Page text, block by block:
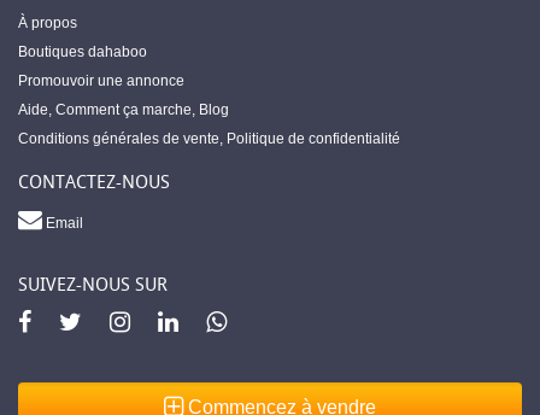
À propos
Boutiques dahaboo
Promouvoir une annonce
Aide, Comment ça marche, Blog
Conditions générales de vente, Politique de confidentialité
CONTACTEZ-NOUS
Email
SUIVEZ-NOUS SUR
Commencez à vendre